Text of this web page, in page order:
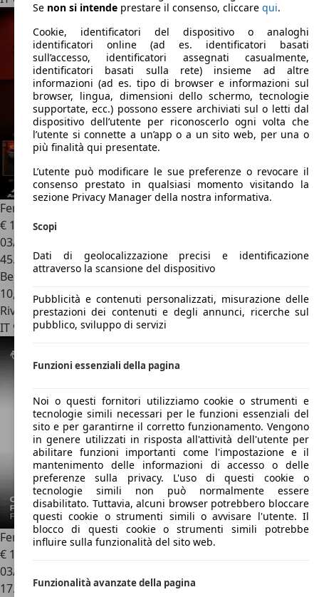
Ferrari California
3.9 T dct
€ 119.000
03/2016
45.000 km
Benzina
10,5 l/100 km (comb.)
Rivenditore
IT 96019Rosolini - Sr - Siracusa -
Ferrari Roma
€ 195.000
03/2021
17.383 km
Se non si intende prestare il consenso, cliccare qui.
Cookie, identificatori del dispositivo o analoghi
identificatori online (ad es. identificatori basati
sull’accesso, identificatori assegnati casualmente,
identificatori basati sulla rete) insieme ad altre
informazioni (ad es. tipo di browser e informazioni sul
browser, lingua, dimensioni dello schermo, tecnologie
supportate, ecc.) possono essere archiviati sul o letti dal
dispositivo dell’utente per riconoscerlo ogni volta che
l’utente si connette a un’app o a un sito web, per una o
più finalità qui presentate.
L’utente può modificare le sue preferenze o revocare il
consenso prestato in qualsiasi momento visitando la
sezione Privacy Manager della nostra informativa.
Scopi
Dati di geolocalizzazione precisi e identificazione
attraverso la scansione del dispositivo
Pubblicità e contenuti personalizzati, misurazione delle
prestazioni dei contenuti e degli annunci, ricerche sul
pubblico, sviluppo di servizi
Funzioni essenziali della pagina
Noi o questi fornitori utilizziamo cookie o strumenti e
tecnologie simili necessari per le funzioni essenziali del
sito e per garantirne il corretto funzionamento. Vengono
in genere utilizzati in risposta all'attività dell'utente per
abilitare funzioni importanti come l'impostazione e il
mantenimento delle informazioni di accesso o delle
preferenze sulla privacy. L'uso di questi cookie o
tecnologie simili non può normalmente essere
disabilitato. Tuttavia, alcuni browser potrebbero bloccare
questi cookie o strumenti simili o avvisare l'utente. Il
blocco di questi cookie o strumenti simili potrebbe
influire sulla funzionalità del sito web.
Funzionalità avanzate della pagina